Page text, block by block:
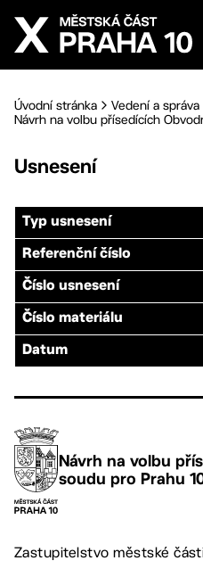
Přejít na hlavní obsah
Úvodní stránka Vedení a správa
Návrh na volbu přísedících
Usnesení
Typ usnesení
Referenční číslo
Číslo usnesení
Číslo materiálu
Datum
Návrh na volbu
soudu pro Prahu
Zastupitelstvo městské